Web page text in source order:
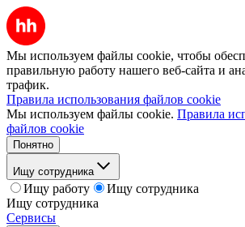
Мы используем файлы cookie, чтобы
правильную работу нашего веб-сайта и
трафик.
Правила использования файлов cookie
Мы используем файлы cookie. Правила
файлов cookie
Понятно
Ищу сотрудника
Ищу работу
Ищу сотрудника
Ищу сотрудника
Сервисы